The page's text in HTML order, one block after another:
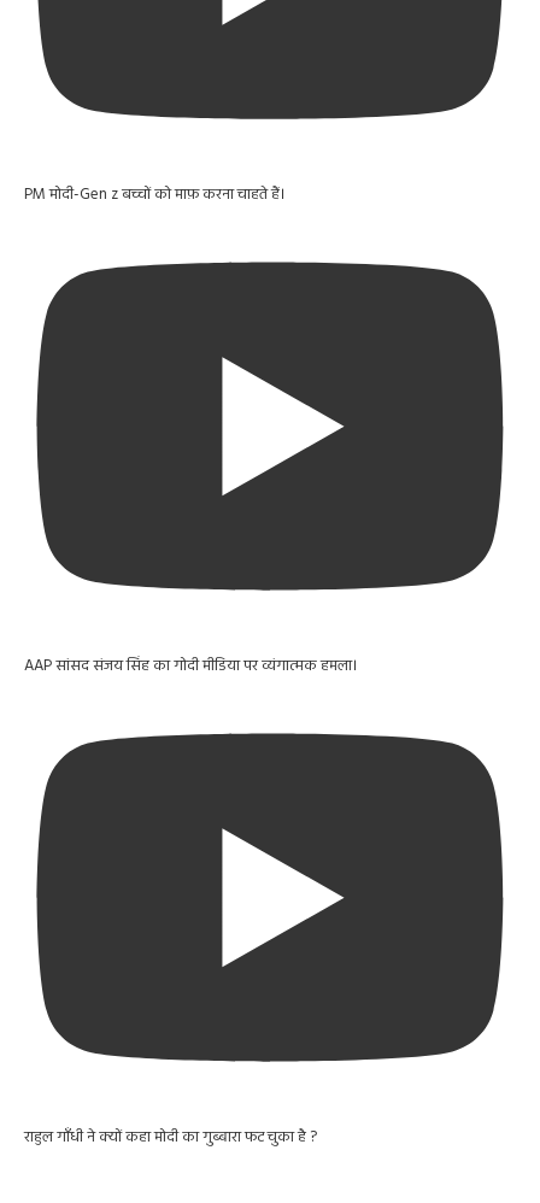
PM मोदी-Gen z बच्चों को माफ़ करना चाहते हैं।
AAP सांसद संजय सिंह का गोदी मीडिया पर व्यंगात्मक हमला।
राहुल गाँधी ने क्यों कहा मोदी का गुब्बारा फट चुका है ?